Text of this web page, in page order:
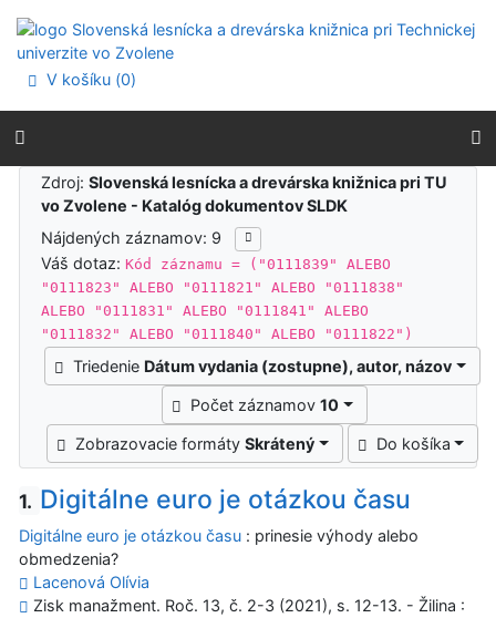
Prejsť na menu
Prehlásenie o webovej prístupnosti
V košíku (0)
Výsledky vyhľadávania
Zdroj:Slovenská lesnícka a drevárska knižnica pri TU
vo Zvolene - Katalóg dokumentov SLDK
Nájdených záznamov: 9
Váš dotaz:Kód záznamu = ("0111839" ALEBO
"0111823" ALEBO "0111821" ALEBO "0111838"
ALEBO "0111831" ALEBO "0111841" ALEBO
"0111832" ALEBO "0111840" ALEBO "0111822")
Triedenie Dátum vydania (zostupne), autor, názov
Počet záznamov10
Zobrazovacie formátySkrátený Do košíka
1. Digitálne euro je otázkou času
Digitálne euro je otázkou času : prinesie výhody alebo
obmedzenia?
Lacenová Olívia
Zisk manažment. Roč. 13, č. 2-3 (2021), s. 12-13. - Žilina :